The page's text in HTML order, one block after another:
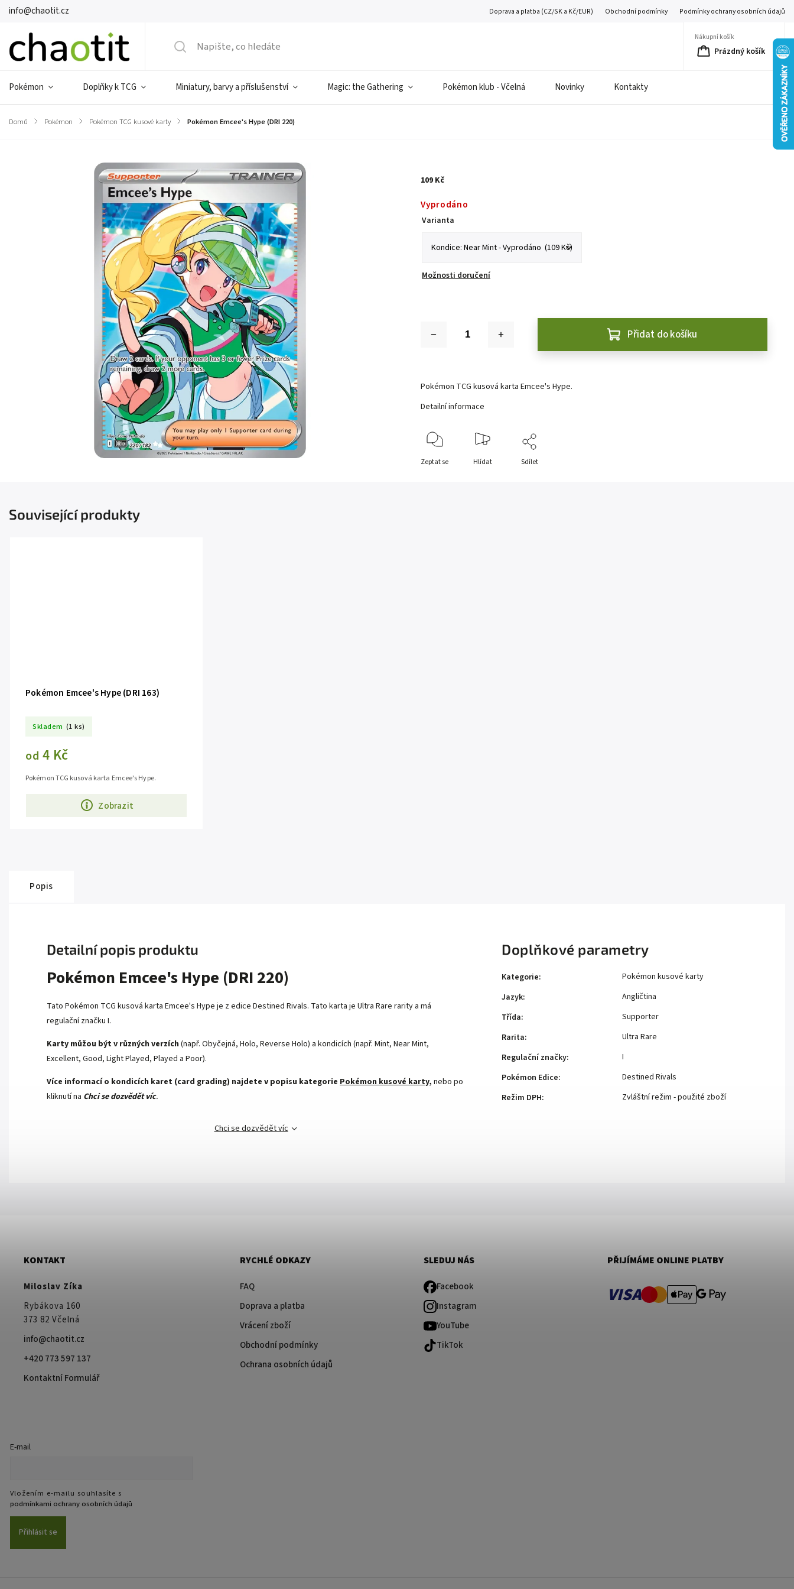
info@chaotit.cz Doprava a platba (CZ/SK a Kč/EUR) Obchodní podmínky Podmínky ochrany osobních údajů
Nákupní košík
Prázdný košík
Pokémon Doplňky k TCG Miniatury, barvy a příslušenství Magic: the Gathering Pokémon klub - Včelná Novinky Kontakty
Domů / Pokémon / Pokémon TCG kusové karty / Pokémon Emcee's Hype (DRI 220)
109 Kč
Vyprodáno
Varianta
Možnosti doručení
Přidat do košíku
Pokémon TCG kusová karta Emcee's Hype.
Detailní informace
Zeptat se Hlídat Sdílet
Související produkty
Pokémon Emcee's Hype (DRI 163)
Skladem (1 ks)
od 4 Kč
Zobrazit
Pokémon TCG kusová karta Emcee's Hype.
Popis
Detailní popis produktu
Pokémon Emcee's Hype (DRI 220)
Tato Pokémon TCG kusová karta Emcee's Hype je z edice Destined Rivals. Tato karta je Ultra Rare rarity a má
regulační značku I.
Karty můžou být v různých verzích (např. Obyčejná, Holo, Reverse Holo) a kondicích (např. Mint, Near Mint,
Excellent, Good, Light Played, Played a Poor).
Více informací o kondicích karet (card grading) najdete v popisu kategorie Pokémon kusové karty, nebo po
kliknutí na Chci se dozvědět víc.
Chci se dozvědět víc
Doplňkové parametry
Kategorie:
Pokémon kusové karty
Jazyk:
Angličtina
Třída:
Supporter
Rarita:
Ultra Rare
Regulační značky:
I
Pokémon Edice:
Destined Rivals
Režim DPH: Zvláštní režim - použité zboží
KONTAKT
Miloslav Zíka
Rybákova 160
373 82 Včelná
info@chaotit.cz
+420 773 597 137
Kontaktní Formulář
RYCHLÉ ODKAZY
FAQ
Doprava a platba
Vrácení zboží
Obchodní podmínky
Ochrana osobních údajů
SLEDUJ NÁS
Facebook
Instagram
YouTube
TikTok
PŘIJÍMÁME ONLINE PLATBY
VISA
E-mail
Vložením e-mailu souhlasíte s
podmínkami ochrany osobních údajů
Přihlásit se